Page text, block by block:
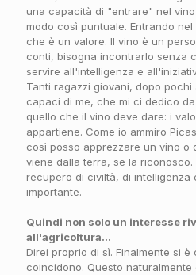
una capacità di "entrare" nel
modo così puntuale. Entrando
che è un valore. Il vino è un
conti, bisogna incontrarlo senza
servire all'intelligenza e
Tanti ragazzi giovani, dopo
capaci di me, che mi ci dedico
quello che il vino deve dare: i
appartiene. Come io ammiro
così posso apprezzare un vino o
viene dalla terra, se la
recupero di civiltà, di intelligenza
importante.
Quindi non solo un interesse
all'agricoltura...
Direi proprio di sì. Finalmente si
coincidono. Questo